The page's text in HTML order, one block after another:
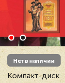
Нет в наличии
Компакт-диск